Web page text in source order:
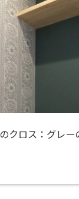
クロス：グレー